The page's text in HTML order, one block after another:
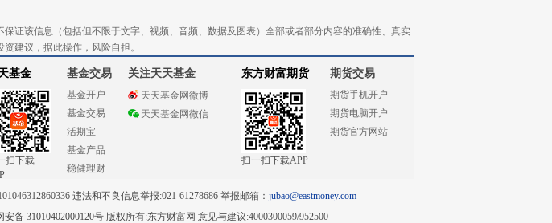
证该信息（包括但不限于文字、视频、音频、数据及图表）全部或者部分内容的准确性、真实
建议，据此操作，风险自担。
基金
扫下载
基金交易
基金开户
基金交易
活期宝
基金产品
稳健理财
关注天天基金
天天基金网微博
天天基金网微信
东方财富期货
扫一扫下载APP
期货交易
期货手机开户
期货电脑开户
期货官方网站
违法和不良信息举报:021-61278686 举报邮箱： jubao@eastmoney.com
安备 31010402000120号版权所有:东方财富网 意见与建议:4000300059/952500